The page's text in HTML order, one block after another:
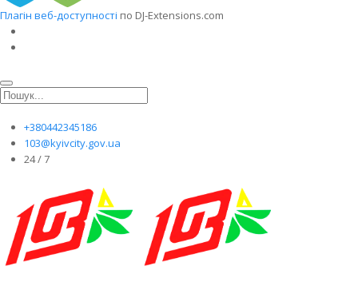
Плагін веб-доступності по DJ-Extensions.com
+380442345186
103@kyivcity.gov.ua
24 / 7